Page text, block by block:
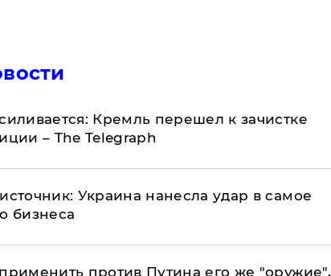
Кремль перешел к зачистке
– The Telegraph
Украина нанесла удар в самое
бизнеса
против Путина его же "оружие",